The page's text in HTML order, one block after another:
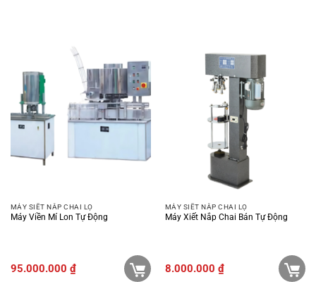
MÁY SIẾT NẮP CHAI LỌ
Máy Viền Mí Lon Tự Động
95.000.000 ₫
MÁY SIẾT NẮP CHAI LỌ
Máy Xiết Nắp Chai Bán Tự Động
8.000.000 ₫